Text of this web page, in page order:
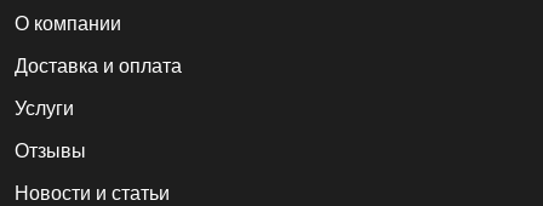
О компании
Доставка и оплата
Услуги
Отзывы
Новости и статьи